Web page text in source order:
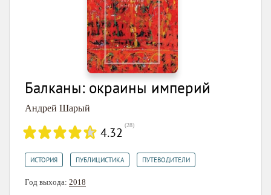
Балканы: окраины империй
Андрей Шарый
4.32 (28)
ИСТОРИЯ ПУБЛИЦИСТИКА ПУТЕВОДИТЕЛИ
Год выхода: 2018